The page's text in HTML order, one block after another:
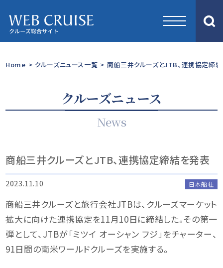
Home > クルーズニュース一覧 > 商船三井クルーズとJTB、連携協定締
クルーズニュース
News
商船三井クルーズとJTB、連携協定締結を発表
2023.11.10 日本船社
商船三井クルーズと旅行会社JTBは、クルーズマーケット
拡大に向けた連携協定を11月10日に締結した。その第一
弾として、JTBが「ミツイ オーシャン フジ」をチャーター、
91日間の南米ワールドクルーズを実施する。